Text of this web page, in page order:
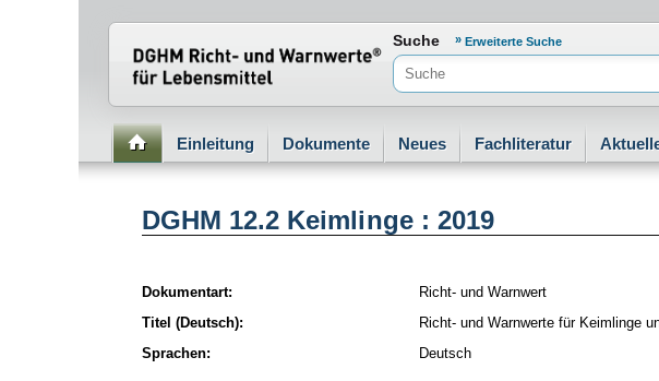
Normenportal Barrierefreiheit
Suche Erweiterte Suche
Einleitung Dokumente Neues Fachliteratur
DGHM 12.2 Keimlinge : 2019
Dokumentart:
Richt- und Warnwert
Titel (Deutsch):
Richt- und Warnwerte für Keimlinge
Sprachen:
Deutsch